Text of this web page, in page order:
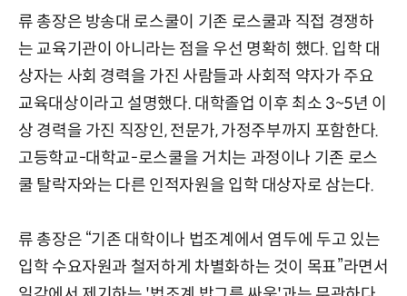
류 총장은 방송대 로스쿨이 기존 로스쿨과 직접 경쟁하
는 교육기관이 아니라는 점을 우선 명확히 했다. 입학 대
상자는 사회 경력을 가진 사람들과 사회적 약자가 주요
교육대상이라고 설명했다. 대학졸업 이후 최소 3~5년 이
상 경력을 가진 직장인, 전문가, 가정주부까지 포함한다.
고등학교-대학교-로스쿨을 거치는 과정이나 기존 로스
쿨 탈락자와는 다른 인적자원을 입학 대상자로 삼는다.
류 총장은 “기존 대학이나 법조계에서 염두에 두고 있는
입학 수요자원과 철저하게 차별화하는 것이 목표”라면서